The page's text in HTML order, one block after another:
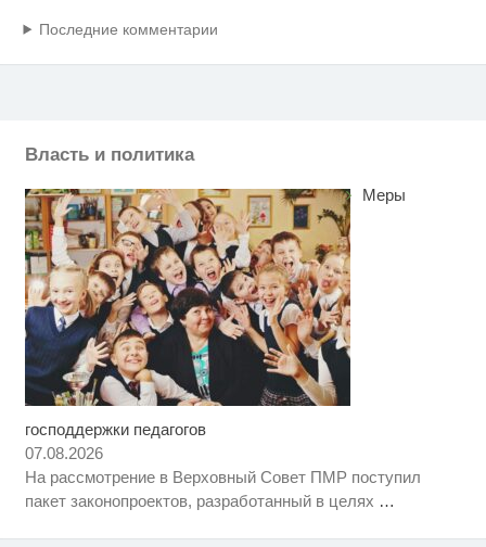
Последние комментарии
Власть и политика
Меры
господдержки педагогов
07.08.2026
На рассмотрение в Верховный Совет ПМР поступил
пакет законопроектов, разработанный в целях …
Скрытая камера на пляже
Как пенсионеры 1945-1965 годов
могут получить доплаты за